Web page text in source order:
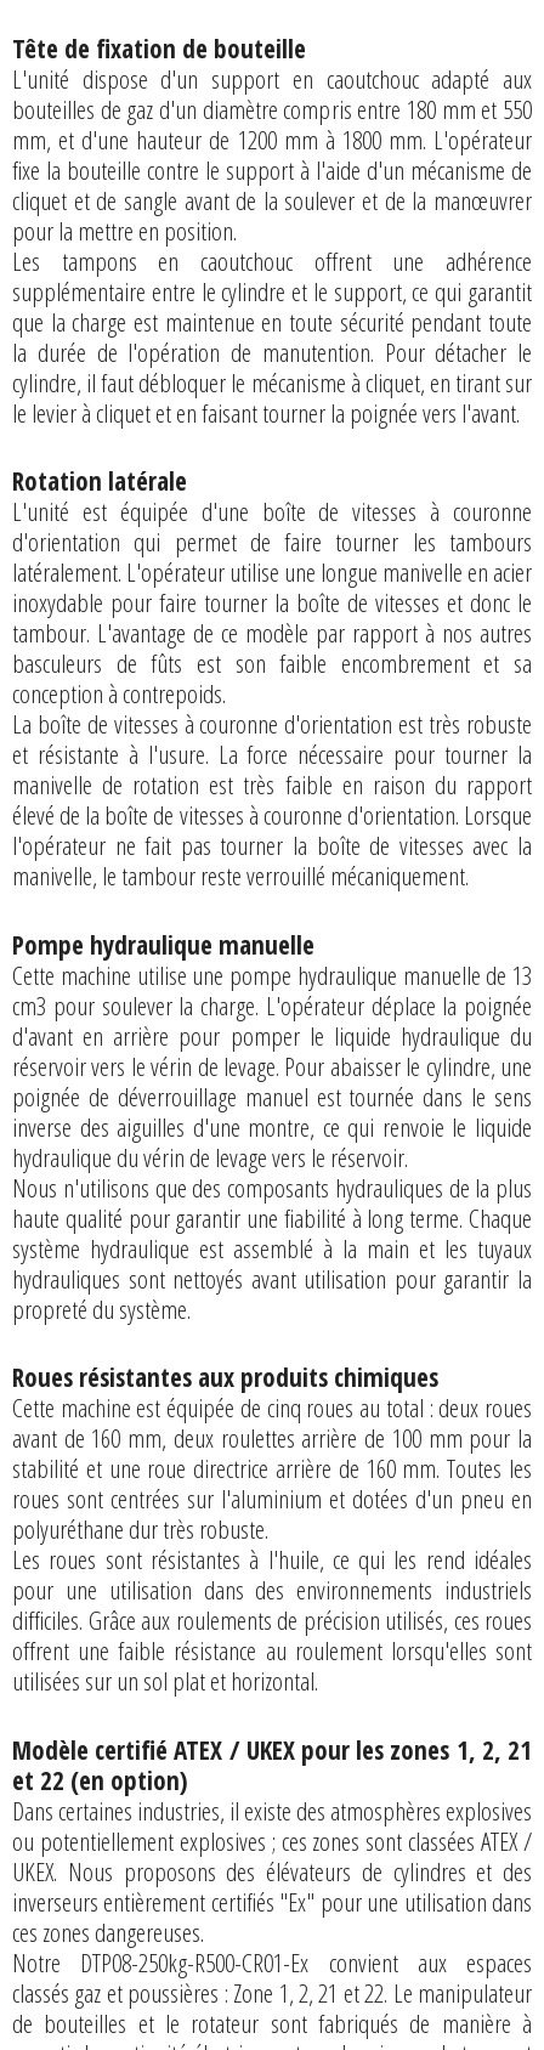
Tête de fixation de bouteille
L'unité dispose d'un support en caoutchouc adapté aux
bouteilles de gaz d'un diamètre compris entre 180 mm et 550
mm, et d'une hauteur de 1200 mm à 1800 mm. L'opérateur
fixe la bouteille contre le support à l'aide d'un mécanisme de
cliquet et de sangle avant de la soulever et de la manœuvrer
pour la mettre en position.
Les tampons en caoutchouc offrent une adhérence
supplémentaire entre le cylindre et le support, ce qui garantit
que la charge est maintenue en toute sécurité pendant toute
la durée de l'opération de manutention. Pour détacher le
cylindre, il faut débloquer le mécanisme à cliquet, en tirant sur
le levier à cliquet et en faisant tourner la poignée vers l'avant.
Rotation latérale
L'unité est équipée d'une boîte de vitesses à couronne
d'orientation qui permet de faire tourner les tambours
latéralement. L'opérateur utilise une longue manivelle en acier
inoxydable pour faire tourner la boîte de vitesses et donc le
tambour. L'avantage de ce modèle par rapport à nos autres
basculeurs de fûts est son faible encombrement et sa
conception à contrepoids.
La boîte de vitesses à couronne d'orientation est très robuste
et résistante à l'usure. La force nécessaire pour tourner la
manivelle de rotation est très faible en raison du rapport
élevé de la boîte de vitesses à couronne d'orientation. Lorsque
l'opérateur ne fait pas tourner la boîte de vitesses avec la
manivelle, le tambour reste verrouillé mécaniquement.
Pompe hydraulique manuelle
Cette machine utilise une pompe hydraulique manuelle de 13
cm3 pour soulever la charge. L'opérateur déplace la poignée
d'avant en arrière pour pomper le liquide hydraulique du
réservoir vers le vérin de levage. Pour abaisser le cylindre, une
poignée de déverrouillage manuel est tournée dans le sens
inverse des aiguilles d'une montre, ce qui renvoie le liquide
hydraulique du vérin de levage vers le réservoir.
Nous n'utilisons que des composants hydrauliques de la plus
haute qualité pour garantir une fiabilité à long terme. Chaque
système hydraulique est assemblé à la main et les tuyaux
hydrauliques sont nettoyés avant utilisation pour garantir la
propreté du système.
Roues résistantes aux produits chimiques
Cette machine est équipée de cinq roues au total : deux roues
avant de 160 mm, deux roulettes arrière de 100 mm pour la
stabilité et une roue directrice arrière de 160 mm. Toutes les
roues sont centrées sur l'aluminium et dotées d'un pneu en
polyuréthane dur très robuste.
Les roues sont résistantes à l'huile, ce qui les rend idéales
pour une utilisation dans des environnements industriels
difficiles. Grâce aux roulements de précision utilisés, ces roues
offrent une faible résistance au roulement lorsqu'elles sont
utilisées sur un sol plat et horizontal.
Modèle certifié ATEX / UKEX pour les zones 1, 2, 21
et 22 (en option)
Dans certaines industries, il existe des atmosphères explosives
ou potentiellement explosives ; ces zones sont classées ATEX /
UKEX. Nous proposons des élévateurs de cylindres et des
inverseurs entièrement certifiés "Ex" pour une utilisation dans
ces zones dangereuses.
Notre DTP08-250kg-R500-CR01-Ex convient aux espaces
classés gaz et poussières : Zone 1, 2, 21 et 22. Le manipulateur
de bouteilles et le rotateur sont fabriqués de manière à